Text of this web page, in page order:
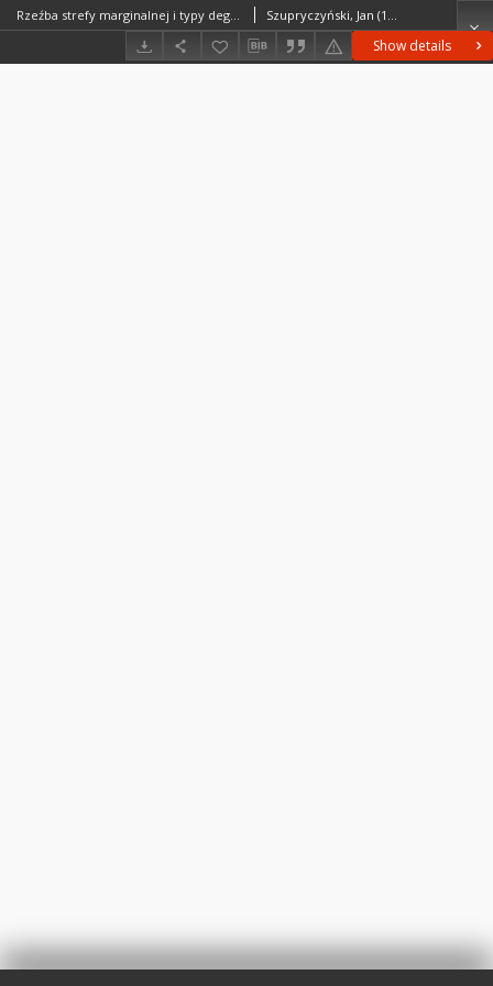
Show details
Rzeźba strefy marginalnej i typy deglacjacji lodowców południowego Spitsbergenu = Relief of marginal zone of glaciers and types of deglaciation of Southern Spitsbergen glaciers = Rel'ef marginal'noj zony i tipy degljacijacii lednikov južnogo Špicbergena Szupryczyński, Jan (1934– )